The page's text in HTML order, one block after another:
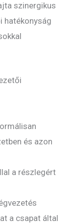
szinergikus
hatékonyság
és azon
a részlegért
a csapat által